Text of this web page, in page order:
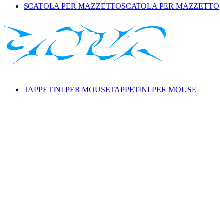
SCATOLA PER MAZZETTOSCATOLA PER MAZZETTO
TAPPETINI PER MOUSETAPPETINI PER MOUSE